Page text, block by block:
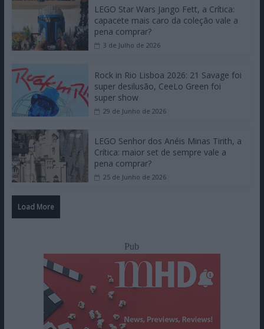
LEGO Star Wars Jango Fett, a Crítica:
capacete mais caro da coleção vale a
pena comprar?
3 de Julho de 2026
Rock in Rio Lisboa 2026: 21 Savage foi
super desilusão, CeeLo Green foi
super show
29 de Junho de 2026
LEGO Senhor dos Anéis Minas Tirith, a
Crítica: maior set de sempre vale a
pena comprar?
25 de Junho de 2026
Load More
Pub